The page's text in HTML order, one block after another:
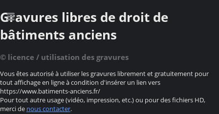
Gravures libres de droit de
bâtiments anciens
© licence / utilisation des gravures
Vous êtes autorisé à utiliser les gravures librement et gratuitement pour
tout affichage en ligne à condition d'insérer un lien vers
https://www.batiments-anciens.fr/
Pour tout autre usage (vidéo, impression, etc.) ou pour des fichiers HD,
merci de nous contacter.